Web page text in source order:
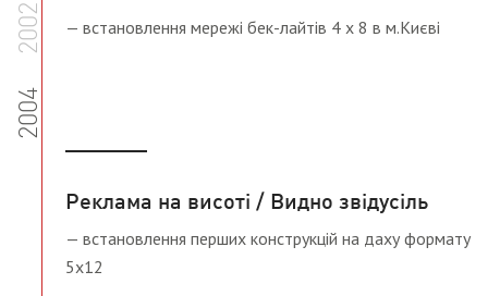
2002 — встановлення мережі бек-лайтів 4 х 8 в м.Києві
2004
Реклама на висоті / Видно звідусіль
— встановлення перших конструкцій на даху формату
5х12